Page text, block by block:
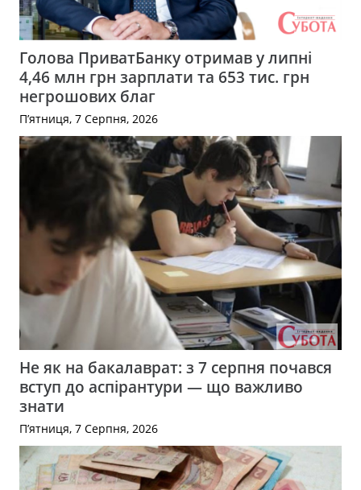
Голова ПриватБанку отримав у липні
4,46 млн грн зарплати та 653 тис. грн
негрошових благ
П’ятниця, 7 Серпня, 2026
Не як на бакалаврат: з 7 серпня почався
вступ до аспірантури — що важливо
знати
П’ятниця, 7 Серпня, 2026